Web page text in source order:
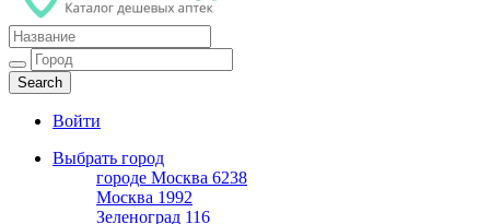
Каталог дешевых аптек
Войти
Выбрать город
городе Москва 6238
Москва 1992
Зеленоград 116